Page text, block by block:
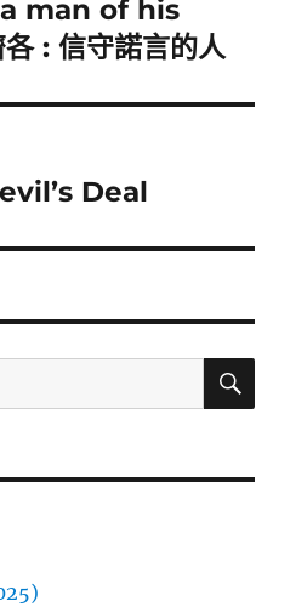
man of his
: 信守諾言的人
Deal
搜